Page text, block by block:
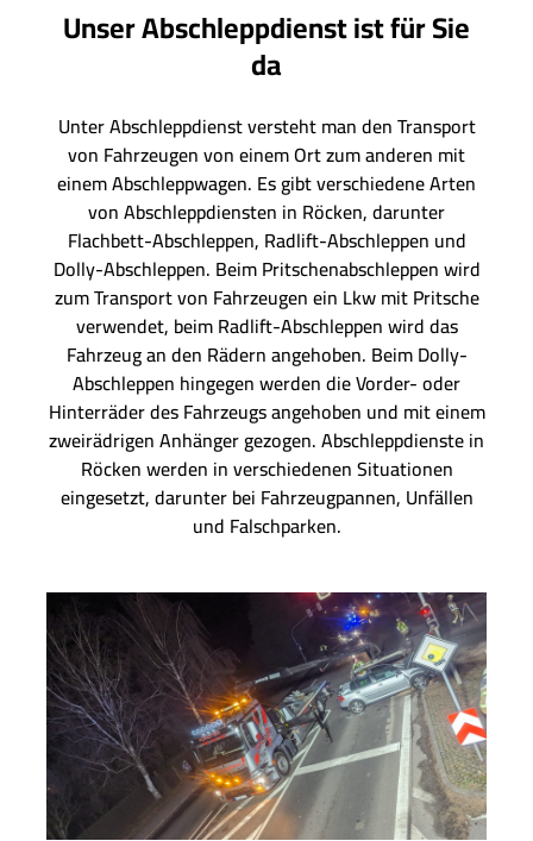
Unser Abschleppdienst ist für Sie
da
Unter Abschleppdienst versteht man den Transport
von Fahrzeugen von einem Ort zum anderen mit
einem Abschleppwagen. Es gibt verschiedene Arten
von Abschleppdiensten in Röcken, darunter
Flachbett-Abschleppen, Radlift-Abschleppen und
Dolly-Abschleppen. Beim Pritschenabschleppen wird
zum Transport von Fahrzeugen ein Lkw mit Pritsche
verwendet, beim Radlift-Abschleppen wird das
Fahrzeug an den Rädern angehoben. Beim Dolly-
Abschleppen hingegen werden die Vorder- oder
Hinterräder des Fahrzeugs angehoben und mit einem
zweirädrigen Anhänger gezogen. Abschleppdienste in
Röcken werden in verschiedenen Situationen
eingesetzt, darunter bei Fahrzeugpannen, Unfällen
und Falschparken.